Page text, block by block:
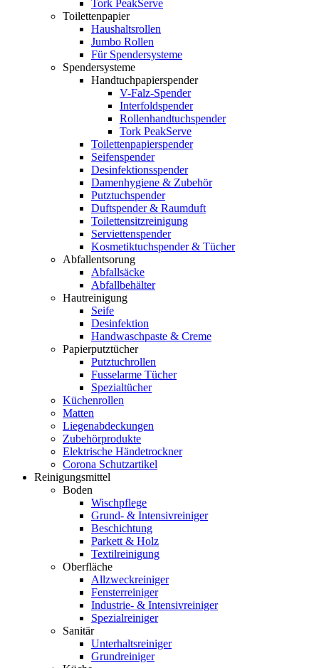
Tork PeakServe
Toilettenpapier
Haushaltsrollen
Jumbo Rollen
Für Spendersysteme
Spendersysteme
Handtuchpapierspender
V-Falz-Spender
Interfoldspender
Rollenhandtuchspender
Tork PeakServe
Toilettenpapierspender
Seifenspender
Desinfektionsspender
Damenhygiene & Zubehör
Putztuchspender
Duftspender & Raumduft
Toilettensitzreinigung
Serviettenspender
Kosmetiktuchspender & Tücher
Abfallentsorung
Abfallsäcke
Abfallbehälter
Hautreinigung
Seife
Desinfektion
Handwaschpaste & Creme
Papierputztücher
Putztuchrollen
Fusselarme Tücher
Spezialtücher
Küchenrollen
Matten
Liegenabdeckungen
Zubehörprodukte
Elektrische Händetrockner
Corona Schutzartikel
Reinigungsmittel
Boden
Wischpflege
Grund- & Intensivreiniger
Beschichtung
Parkett & Holz
Textilreinigung
Oberfläche
Allzweckreiniger
Fensterreiniger
Industrie- & Intensivreiniger
Spezialreiniger
Sanitär
Unterhaltsreiniger
Grundreiniger